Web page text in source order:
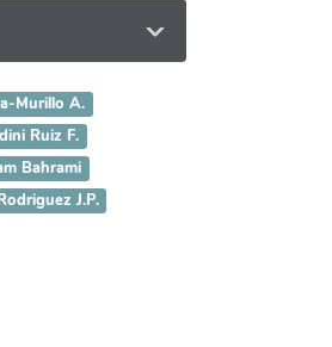
Murillo A.
Ruiz F.
Bahrami
J.P.